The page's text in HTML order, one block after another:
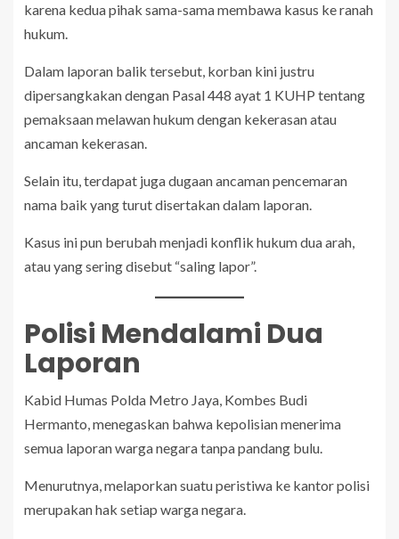
karena kedua pihak sama-sama membawa kasus ke ranah
hukum.
Dalam laporan balik tersebut, korban kini justru
dipersangkakan dengan Pasal 448 ayat 1 KUHP tentang
pemaksaan melawan hukum dengan kekerasan atau
ancaman kekerasan.
Selain itu, terdapat juga dugaan ancaman pencemaran
nama baik yang turut disertakan dalam laporan.
Kasus ini pun berubah menjadi konflik hukum dua arah,
atau yang sering disebut “saling lapor”.
Polisi Mendalami Dua
Laporan
Kabid Humas Polda Metro Jaya, Kombes Budi
Hermanto, menegaskan bahwa kepolisian menerima
semua laporan warga negara tanpa pandang bulu.
Menurutnya, melaporkan suatu peristiwa ke kantor polisi
merupakan hak setiap warga negara.